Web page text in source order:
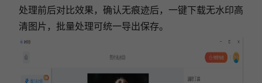
处理前后对比效果，确认无痕迹后，一键下载无水印高
清图片，批量处理可统一导出保存。